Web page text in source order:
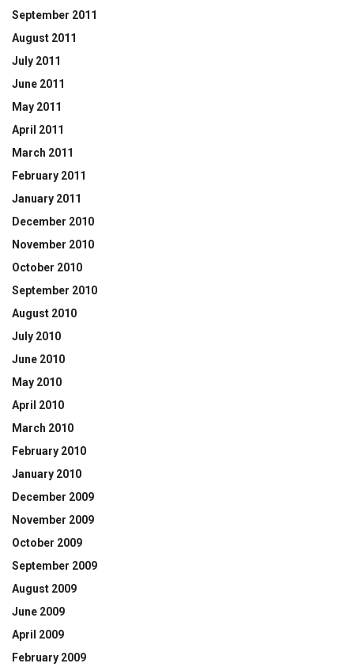
September 2011
August 2011
July 2011
June 2011
May 2011
April 2011
March 2011
February 2011
January 2011
December 2010
November 2010
October 2010
September 2010
August 2010
July 2010
June 2010
May 2010
April 2010
March 2010
February 2010
January 2010
December 2009
November 2009
October 2009
September 2009
August 2009
June 2009
April 2009
February 2009